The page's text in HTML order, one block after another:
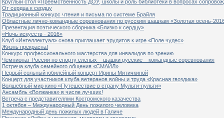
Круглый стол «Преемственность ДОУ, школы и роль библиотеки в вопросах
От сердца к сердцу
Традиционный конкурс чтения и письма по системе Брайля
Областные лично-командные соревнования по русским шашкам «Золотая осень-
Презентация поэтического сборника «Близко к сердцу»
«Ночь искусств - 2016»
Клуб «Интеллектуал» снова приглашает эрудитов к игре «Поле чудес»
Жизнь прекрасна!
Конкурс профессионального мастерства для инвалидов по зрению
Чемпионат России по спорту слепых – шашки русские – командные соревнования
Встреча клуба семейного общения «СМАЙЛ»
Первый сольный юбилейный концерт Ирины Митичкиной
Концерт для участников клуба ветеранов войны и труда «Красная гвоздика»
Волшебный мир кино «Путешествие в страну Мульти-пульти»
Ансамбль «Волжанка» в числе лучших!
Встреча с представителями Костромского казачества
1 октября – Международный День пожилого человека
Международный день пожилых людей в Галиче